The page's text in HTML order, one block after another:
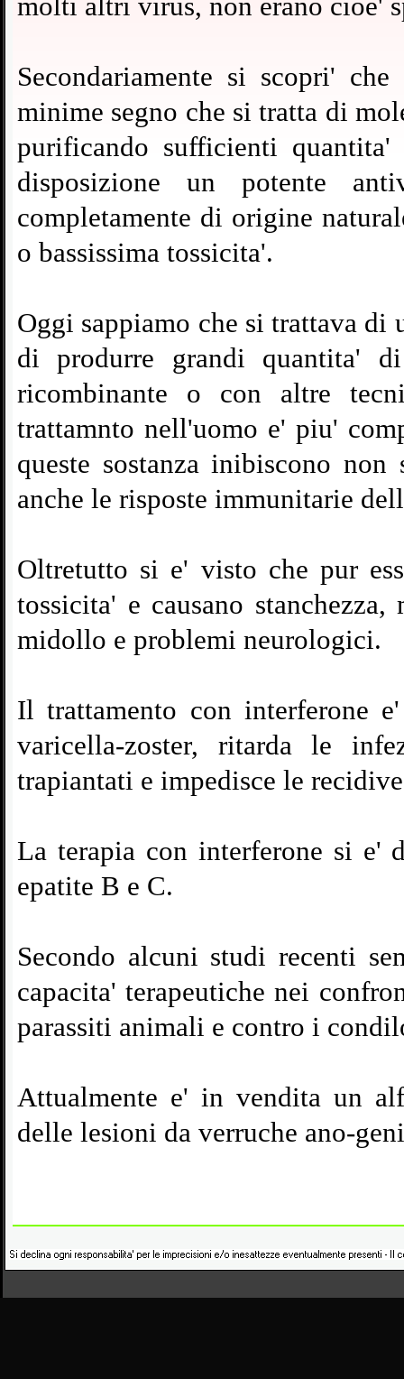
Secondariamente si scopri'
minime segno che si tratta di
purificando sufficienti
disposizione un potente
completamente di origine
o bassissima tossicita'.
Oggi sappiamo che si trattava di
di produrre grandi quantita'
ricombinante o con altre
trattamnto nell'uomo e' piu'
queste sostanza inibiscono
anche le risposte immunitarie
Oltretutto si e' visto che pur
tossicita' e causano
midollo e problemi neurologici.
Il trattamento con interferone
varicella-zoster, ritarda le
trapiantati e impedisce le
La terapia con interferone si e'
epatite B e C.
Secondo alcuni studi recenti
capacita' terapeutiche nei
parassiti animali e contro i
Attualmente e' in vendita un
delle lesioni da verruche ano-